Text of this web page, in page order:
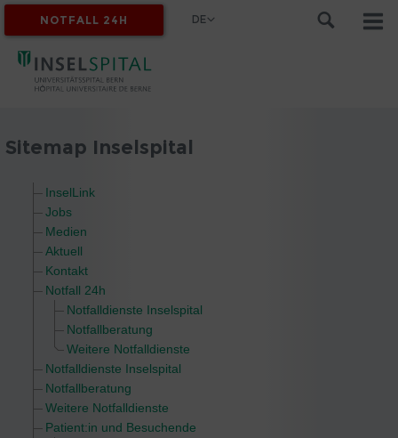
MYINSEL
NOTFALL 24H DE
Sitemap Inselspital
InselLink
Jobs
Medien
Aktuell
Kontakt
Notfall 24h
Notfalldienste Inselspital
Notfallberatung
Weitere Notfalldienste
Notfalldienste Inselspital
Notfallberatung
Weitere Notfalldienste
Patient:in und Besuchende